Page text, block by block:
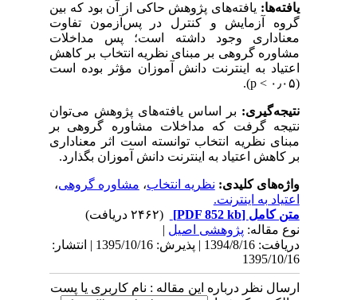
یافته‌ها:یافته‌های پژوهش حاکی از آن بود که بین
گروه آزمایش و کنترل در پس‌آزمون تفاوت
معناداری وجود داشته است؛ پس مداخلات
مشاوره گروهی بر مبنای نظریه انتخاب بر کاهش
اعتیاد به اینترنت دانش آموزان مؤثر بوده است
p
).
نتیجه‌گیری:بر اساس یافته‌های پژوهش می‌توان
نتیجه گرفت که مداخلات مشاوره گروهی بر
مبنای نظریه انتخاب توانسته است اثر معناداری
بر کاهش اعتیاد به اینترنت دانش آموزان بگذارد.
واژه‌های کلیدی:نظریه انتخاب،مشاوره گروهی،
اعتیاد به اینترنت.
متن کامل[PDF 852 kb]
نوع مقاله:پژوهشی اصيل|
دریافت: 1394/8/16 | پذیرش: 1395/10/16 | انتشار:
1395/10/16
ارسال نظر درباره این مقاله : نام کاربری یا پست